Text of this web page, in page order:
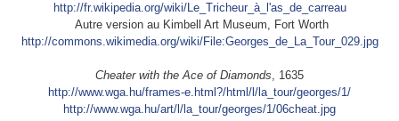
http://fr.wikipedia.org/wiki/Le_Tricheur_à_l'as_de_carreau
Autre version au Kimbell Art Museum, Fort Worth
http://commons.wikimedia.org/wiki/File:Georges_de_La_Tour_029.jpg
Cheater with the Ace of Diamonds, 1635
http://www.wga.hu/frames-e.html?/html/l/la_tour/georges/1/
http://www.wga.hu/art/l/la_tour/georges/1/06cheat.jpg